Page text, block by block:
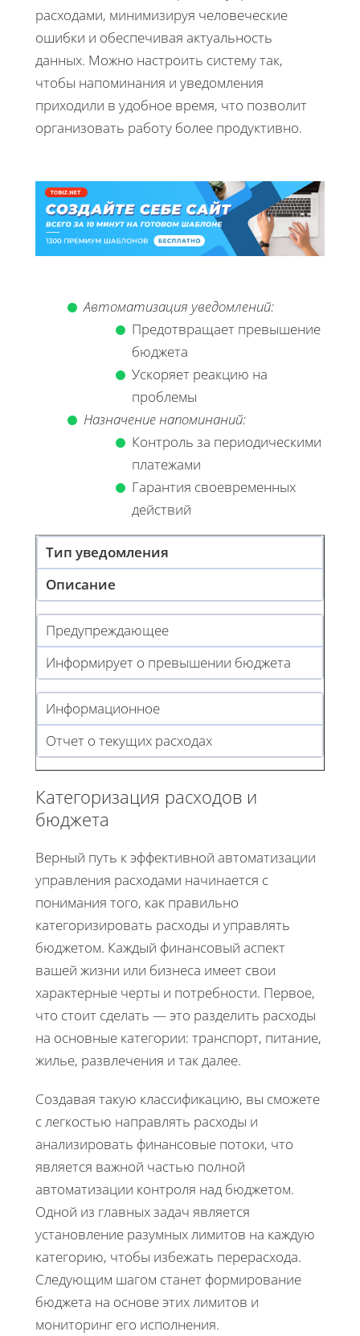
расходами, минимизируя человеческие
ошибки и обеспечивая актуальность
данных. Можно настроить систему так,
чтобы напоминания и уведомления
приходили в удобное время, что позволит
организовать работу более продуктивно.
Автоматизация уведомлений:
Предотвращает превышение
бюджета
Ускоряет реакцию на
проблемы
Назначение напоминаний:
Контроль за периодическими
платежами
Гарантия своевременных
действий
Тип уведомления
Описание
Предупреждающее
Информирует о превышении бюджета
Информационное
Отчет о текущих расходах
Категоризация расходов и
бюджета
Верный путь к эффективной автоматизации
управления расходами начинается с
понимания того, как правильно
категоризировать расходы и управлять
бюджетом. Каждый финансовый аспект
вашей жизни или бизнеса имеет свои
характерные черты и потребности. Первое,
что стоит сделать — это разделить расходы
на основные категории: транспорт, питание,
жилье, развлечения и так далее.
Создавая такую классификацию, вы сможете
с легкостью направлять расходы и
анализировать финансовые потоки, что
является важной частью полной
автоматизации контроля над бюджетом.
Одной из главных задач является
установление разумных лимитов на каждую
категорию, чтобы избежать перерасхода.
Следующим шагом станет формирование
бюджета на основе этих лимитов и
мониторинг его исполнения.